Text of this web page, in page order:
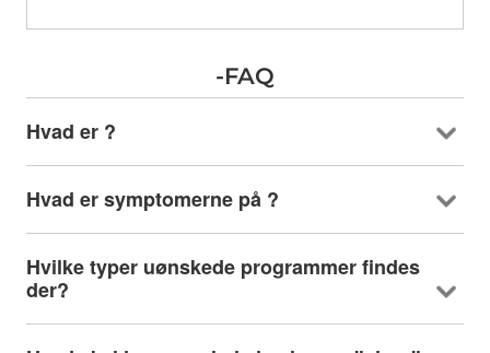
-FAQ
Hvad er ?
Hvad er symptomerne på ?
Hvilke typer uønskede programmer findes
der?